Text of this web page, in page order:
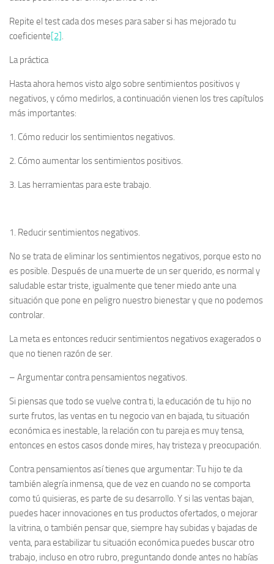
Repite el test cada dos meses para saber si has mejorado tu
coeficiente[2].
La práctica
Hasta ahora hemos visto algo sobre sentimientos positivos y
negativos, y cómo medirlos, a continuación vienen los tres capítulos
más importantes:
1. Cómo reducir los sentimientos negativos.
2. Cómo aumentar los sentimientos positivos.
3. Las herramientas para este trabajo.
1. Reducir sentimientos negativos.
No se trata de eliminar los sentimientos negativos, porque esto no
es posible. Después de una muerte de un ser querido, es normal y
saludable estar triste, igualmente que tener miedo ante una
situación que pone en peligro nuestro bienestar y que no podemos
controlar.
La meta es entonces reducir sentimientos negativos exagerados o
que no tienen razón de ser.
– Argumentar contra pensamientos negativos.
Si piensas que todo se vuelve contra ti, la educación de tu hijo no
surte frutos, las ventas en tu negocio van en bajada, tu situación
económica es inestable, la relación con tu pareja es muy tensa,
entonces en estos casos donde mires, hay tristeza y preocupación.
Contra pensamientos así tienes que argumentar: Tu hijo te da
también alegría inmensa, que de vez en cuando no se comporta
como tú quisieras, es parte de su desarrollo. Y si las ventas bajan,
puedes hacer innovaciones en tus productos ofertados, o mejorar
la vitrina, o también pensar que, siempre hay subidas y bajadas de
venta, para estabilizar tu situación económica puedes buscar otro
trabajo, incluso en otro rubro, preguntando donde antes no habías